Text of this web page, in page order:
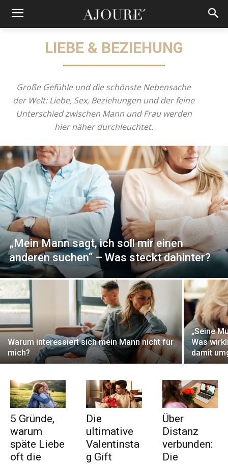
LIEBE & BEZIEHUNG
Große Gefühle und die schönste Nebensache
der Welt: Liebe, Sex, Beziehungen und der feine
Unterschied zwischen Mann und Frau werden
hier näher durchleuchtet.
„Mein Mann sagt, ich soll mir einen
anderen suchen“ – Was steckt dahinter?
Warum interessiert sich mein Mann nicht für
mich?
„Seine
Was
damit
5 Gründe,
warum
späte Liebe
oft die
Die
ultimative
Valentinsta
g Gift
Über
Distanz
verbunden:
Die